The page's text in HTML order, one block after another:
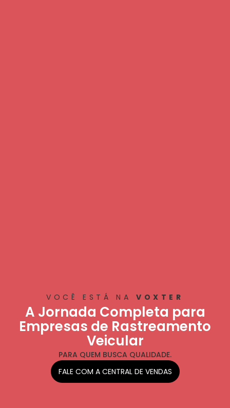
VOCÊ ESTÁ NAVOXTER
A Jornada Completa para
Empresas de Rastreamento
Veicular
PARA QUEM BUSCA QUALIDADE.
FALE COM A CENTRAL DE VENDAS